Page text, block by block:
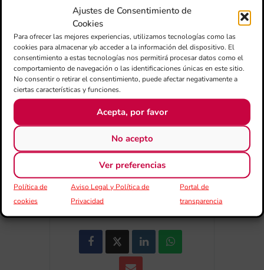
Ajustes de Consentimiento de
Cookies
Para ofrecer las mejores experiencias, utilizamos tecnologías como las
cookies para almacenar y/o acceder a la información del dispositivo. El
consentimiento a estas tecnologías nos permitirá procesar datos como el
comportamiento de navegación o las identificaciones únicas en este sitio.
No consentir o retirar el consentimiento, puede afectar negativamente a
ciertas características y funciones.
Acepta, por favor
No acepto
Ver preferencias
Política de
cookies
Aviso Legal y Política de
Privacidad
Portal de
transparencia
+ Añadir a Google Calendar
+ exportación iCal / Outlook
COMPARTIR ESTE EVENTO